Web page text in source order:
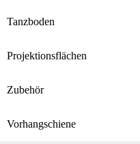
Tanzboden
Projektionsflächen
Zubehör
Vorhangschiene